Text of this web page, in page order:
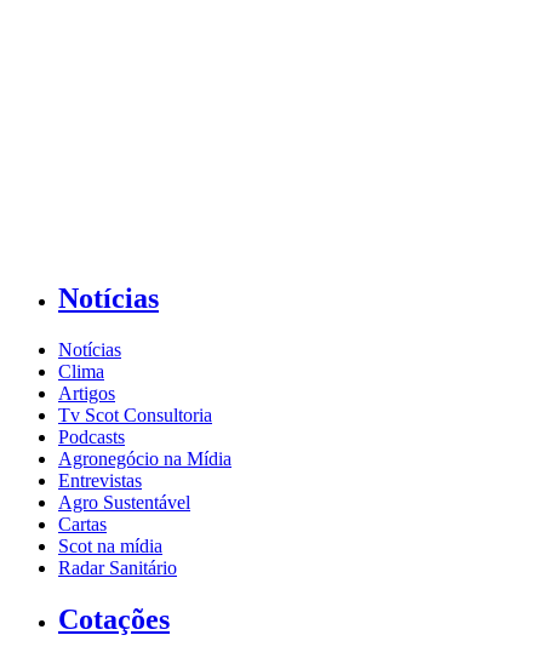
Notícias
Notícias
Clima
Artigos
Tv Scot Consultoria
Podcasts
Agronegócio na Mídia
Entrevistas
Agro Sustentável
Cartas
Scot na mídia
Radar Sanitário
Cotações